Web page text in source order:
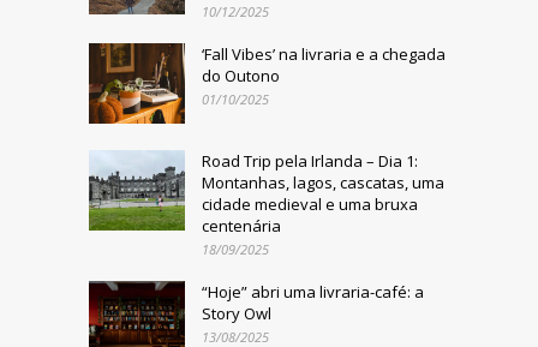
10/12/2025
‘Fall Vibes’ na livraria e a chegada
do Outono
01/10/2025
Road Trip pela Irlanda – Dia 1:
Montanhas, lagos, cascatas, uma
cidade medieval e uma bruxa
centenária
18/09/2025
“Hoje” abri uma livraria-café: a
Story Owl
13/08/2025